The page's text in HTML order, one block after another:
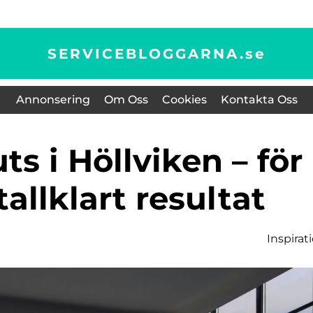
SERVICEBLOGGARNA.se
Annonsering Om Oss Cookies Kontakta Oss
resultat